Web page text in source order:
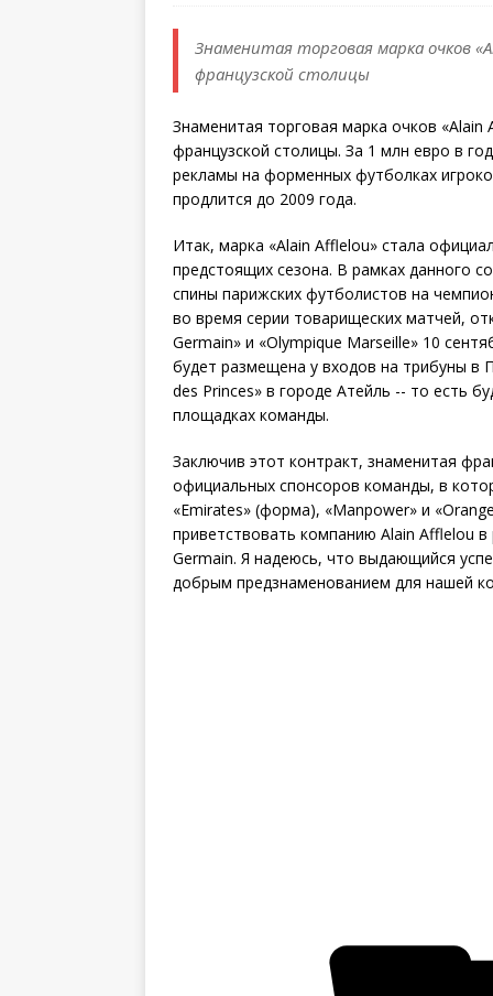
Знаменитая торговая марка очков
французской столицы
Знаменитая торговая марка очков
французской столицы. За 1 млн евро в
рекламы на форменных футболках
продлится до 2009 года.
Итак, марка «Alain Afflelou» стала
предстоящих сезона. В рамках данного
спины парижских футболистов на
во время серии товарищеских матчей,
Germain» и «Olympique Marseille» 10
будет размещена у входов на трибуны в
des Princes» в городе Атейль -- то есть
площадках команды.
Заключив этот контракт, знаменитая
официальных спонсоров команды, в
«Emirates» (форма), «Manpower» и
приветствовать компанию Alain Afflelou
Germain. Я надеюсь, что выдающийся
добрым предзнаменованием для нашей